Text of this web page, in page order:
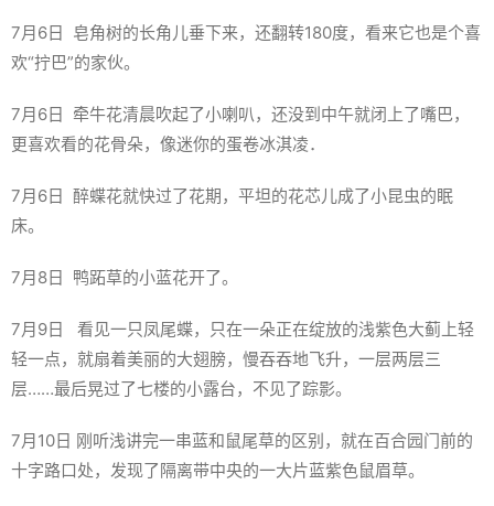
7月6日 皂角树的长角儿垂下来，还翻转180度，看来它也是个喜
欢“拧巴”的家伙。
7月6日 牵牛花清晨吹起了小喇叭，还没到中午就闭上了嘴巴，
更喜欢看的花骨朵，像迷你的蛋卷冰淇凌．
7月6日 醉蝶花就快过了花期，平坦的花芯儿成了小昆虫的眠
床。
7月8日 鸭跖草的小蓝花开了。
7月9日 看见一只凤尾蝶，只在一朵正在绽放的浅紫色大蓟上轻
轻一点，就扇着美丽的大翅膀，慢吞吞地飞升，一层两层三
层……最后晃过了七楼的小露台，不见了踪影。
7月10日 刚听浅讲完一串蓝和鼠尾草的区别，就在百合园门前的
十字路口处，发现了隔离带中央的一大片蓝紫色鼠眉草。